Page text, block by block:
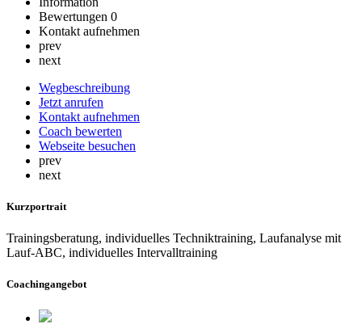
Bewertungen 0
Kontakt aufnehmen
prev
next
Wegbeschreibung
Jetzt anrufen
Kontakt aufnehmen
Coach bewerten
Webseite besuchen
prev
next
Kurzportrait
Trainingsberatung, individuelles Techniktraining, Laufanalyse mit
Lauf-ABC, individuelles Intervalltraining
Coachingangebot